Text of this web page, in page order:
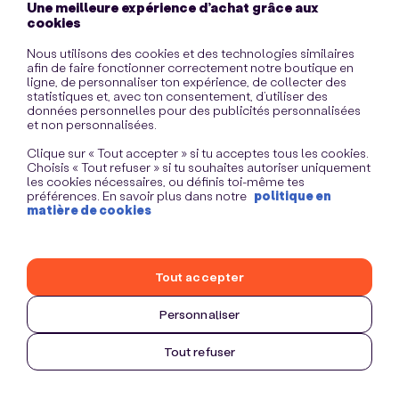
Une meilleure expérience d’achat grâce aux
cookies
Nous utilisons des cookies et des technologies similaires
afin de faire fonctionner correctement notre boutique en
ligne, de personnaliser ton expérience, de collecter des
statistiques et, avec ton consentement, d’utiliser des
données personnelles pour des publicités personnalisées
et non personnalisées.
Clique sur « Tout accepter » si tu acceptes tous les cookies.
Choisis « Tout refuser » si tu souhaites autoriser uniquement
les cookies nécessaires, ou définis toi-même tes
préférences. En savoir plus dans notre politique en
matière de cookies
Personnaliser
Tout refuser
Tout accepter